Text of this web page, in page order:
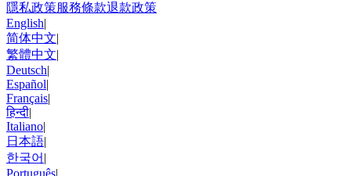
隱私政策服務條款退款政策
English|
简体中文|
繁體中文|
Deutsch|
Español|
Français|
हिन्दी|
Italiano|
日本語|
한국어 |